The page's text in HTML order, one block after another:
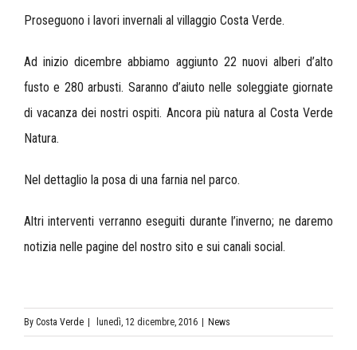
Proseguono i lavori invernali al villaggio Costa Verde.
Ad inizio dicembre abbiamo aggiunto 22 nuovi alberi d’alto
fusto e 280 arbusti. Saranno d’aiuto nelle soleggiate giornate
di vacanza dei nostri ospiti. Ancora più natura al Costa Verde
Natura.
Nel dettaglio la posa di una farnia nel parco.
Altri interventi verranno eseguiti durante l’inverno; ne daremo
notizia nelle pagine del nostro sito e sui canali social.
By Costa Verde lunedì, 12 dicembre, 2016 News